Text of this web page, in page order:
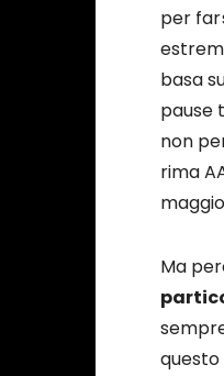
per
basa
pause
non
rima
Ma